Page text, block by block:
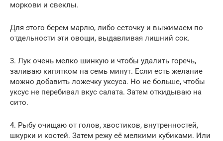
моркови и свеклы.
Для этого берем марлю, либо сеточку и выжимаем по
отдельности эти овощи, выдавливая лишний сок.
3. Лук очень мелко шинкую и чтобы удалить горечь,
заливаю кипятком на семь минут. Если есть желание
можно добавить ложечку уксуса. Но не больше, чтобы
уксус не перебивал вкус салата. Затем откидываю на
сито.
4. Рыбу очищаю от голов, хвостиков, внутренностей,
шкурки и костей. Затем режу её мелкими кубиками. Или